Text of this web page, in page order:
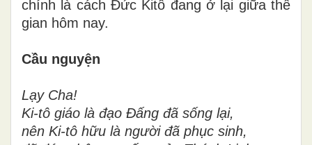
chính là cách Đức Kitô đang ở lại giữa thế
gian hôm nay.
Cầu nguyện
Lạy Cha!
Ki-tô giáo là đạo Đấng đã sống lại,
nên Ki-tô hữu là người đã phục sinh,